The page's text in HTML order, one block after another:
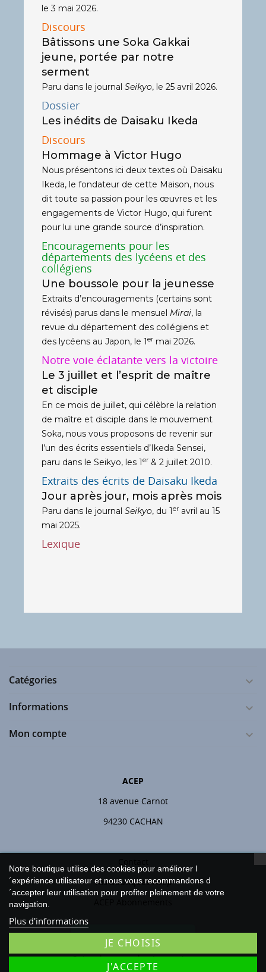
le 3 mai 2026.
Discours
Bâtissons une Soka Gakkai
jeune, portée par notre
serment
Paru dans le journal Seikyo, le 25 avril 2026.
Dossier
Les inédits de Daisaku Ikeda
Discours
Hommage à Victor Hugo
Nous présentons ici deux textes où Daisaku
Ikeda, le fondateur de cette Maison, nous
dit toute sa passion pour les œuvres et les
engagements de Victor Hugo, qui furent
pour lui une grande source d’inspiration.
Encouragements pour les
départements des lycéens et des
collégiens
Une boussole pour la jeunesse
Extraits d’encouragements (certains sont
révisés) parus dans le mensuel Mirai, la
revue du département des collégiens et
des lycéens au Japon, le 1er mai 2026.
Notre voie éclatante vers la victoire
Le 3 juillet et l’esprit de maître
et disciple
En ce mois de juillet, qui célèbre la relation
de maître et disciple dans le mouvement
Soka, nous vous proposons de revenir sur
l’un des écrits essentiels d’Ikeda Sensei,
paru dans le Seikyo, les 1er & 2 juillet 2010.
Extraits des écrits de Daisaku Ikeda
Jour après jour, mois après mois
Paru dans le journal Seikyo, du 1er avril au 15
mai 2025.
Lexique
Catégories 
Informations 
Mon compte 
ACEP
18 avenue Carnot
94230 CACHAN
Vos boutiques Acep
Rétractation
Suivre le statut de rétractation
Notre boutique utilise des cookies pour améliorer l
´expérience utilisateur et nous vous recommandons d
´accepter leur utilisation pour profiter pleinement de votre
navigation.
Plus d'informations
JE CHOISIS
J'ACCEPTE